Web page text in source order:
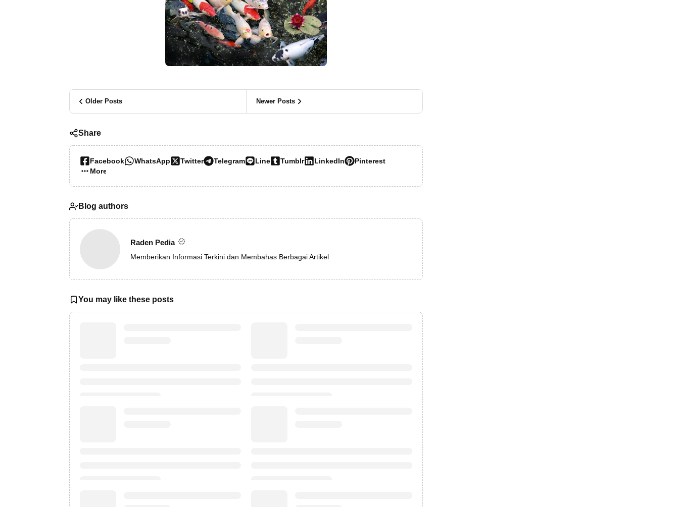
Older Posts Newer Posts
Share
Facebook WhatsApp Twitter Telegram Line Tumblr LinkedIn
Pinterest
More…
Blog authors
Raden Pedia
Memberikan Informasi Terkini dan Membahas Berbagai Artikel
You may like these posts